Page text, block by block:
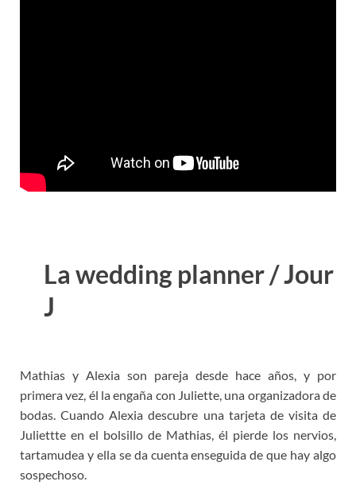
La wedding planner / Jour
J
Mathias y Alexia son pareja desde hace años, y por
primera vez, él la engaña con Juliette, una organizadora de
bodas. Cuando Alexia descubre una tarjeta de visita de
Juliettte en el bolsillo de Mathias, él pierde los nervios,
tartamudea y ella se da cuenta enseguida de que hay algo
sospechoso.